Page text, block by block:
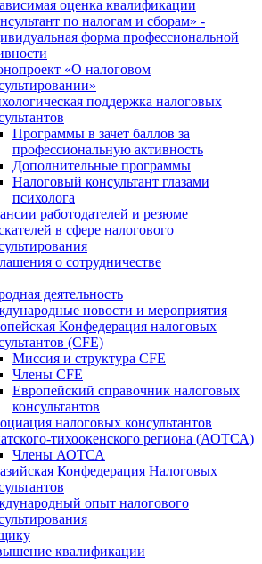
оценка квалификации
по налогам и сборам» -
форма профессиональной
«О налоговом
поддержка налоговых
Программы в зачет баллов за
профессиональную активность
Дополнительные программы
Налоговый консультант глазами
психолога
работодателей и резюме
в сфере налогового
о сотрудничестве
деятельность
новости и мероприятия
Конфедерация налоговых
(CFE)
Миссия и структура CFE
Члены CFE
Европейский справочник налоговых
консультантов
налоговых консультантов
тихоокенского региона (АОТСА)
Члены АОТСА
Конфедерация Налоговых
опыт налогового
квалификации